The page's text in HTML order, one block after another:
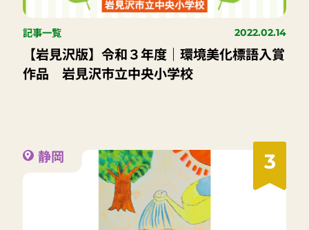
記事一覧 2022.02.14
【岩見沢版】令和３年度｜環境美化標語入賞
作品 岩見沢市立中央小学校
3
静岡